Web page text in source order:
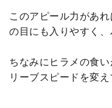
このアピール力があ
の目にも入りやすく、
ちなみにヒラメの食
リーブスピードを変